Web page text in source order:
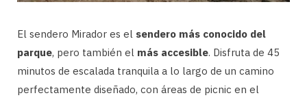
El sendero Mirador es el sendero más conocido del
parque, pero también el más accesible. Disfruta de 45
minutos de escalada tranquila a lo largo de un camino
perfectamente diseñado, con áreas de picnic en el